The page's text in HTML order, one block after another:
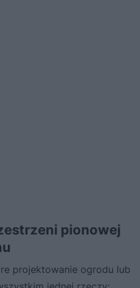
pionowej
projektowanie ogrodu lub